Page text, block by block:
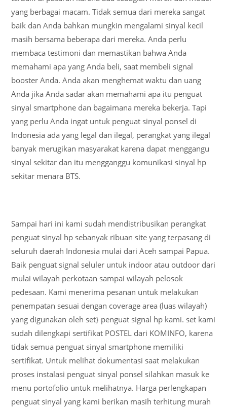
yang berbagai macam. Tidak semua dari mereka sangat
baik dan Anda bahkan mungkin mengalami sinyal kecil
masih bersama beberapa dari mereka. Anda perlu
membaca testimoni dan memastikan bahwa Anda
memahami apa yang Anda beli, saat membeli signal
booster Anda. Anda akan menghemat waktu dan uang
Anda jika Anda sadar akan memahami apa itu penguat
sinyal smartphone dan bagaimana mereka bekerja. Tapi
yang perlu Anda ingat untuk penguat sinyal ponsel di
Indonesia ada yang legal dan ilegal, perangkat yang ilegal
banyak merugikan masyarakat karena dapat menggangu
sinyal sekitar dan itu mengganggu komunikasi sinyal hp
sekitar menara BTS.
Sampai hari ini kami sudah mendistribusikan perangkat
penguat sinyal hp sebanyak ribuan site yang terpasang di
seluruh daerah Indonesia mulai dari Aceh sampai Papua.
Baik penguat signal seluler untuk indoor atau outdoor dari
mulai wilayah perkotaan sampai wilayah pelosok
pedesaan. Kami menerima pesanan untuk melakukan
penempatan sesuai dengan coverage area (luas wilayah)
yang digunakan oleh set} penguat signal hp kami. set kami
sudah dilengkapi sertifikat POSTEL dari KOMINFO, karena
tidak semua penguat sinyal smartphone memiliki
sertifikat. Untuk melihat dokumentasi saat melakukan
proses instalasi penguat sinyal ponsel silahkan masuk ke
menu portofolio untuk melihatnya. Harga perlengkapan
penguat sinyal yang kami berikan masih terhitung murah